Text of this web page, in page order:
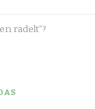
radelt“?